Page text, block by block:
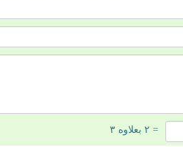
= ۲ بعلاوه ۳